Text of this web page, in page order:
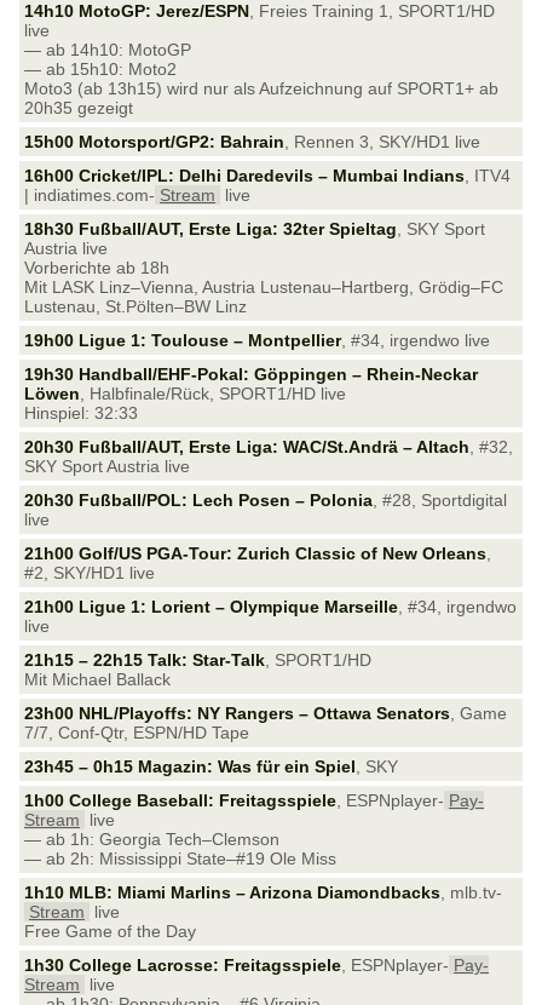
14h10 MotoGP: Jerez/ESPN , Freies Training 1, SPORT1/HD
live
— ab 14h10: MotoGP
— ab 15h10: Moto2
Moto3 (ab 13h15) wird nur als Aufzeichnung auf SPORT1+ ab
20h35 gezeigt
15h00 Motorsport/GP2: Bahrain , Rennen 3, SKY/HD1 live
16h00 Cricket/IPL: Delhi Daredevils – Mumbai Indians , ITV4
| indiatimes.com- Stream
live
18h30 Fußball/AUT, Erste Liga: 32ter Spieltag , SKY Sport
Austria live
Vorberichte ab 18h
Mit LASK Linz–Vienna, Austria Lustenau–Hartberg, Grödig–FC
Lustenau, St.Pölten–BW Linz
19h00 Ligue 1: Toulouse – Montpellier, #34, irgendwo live
19h30 Handball/EHF-Pokal: Göppingen – Rhein-Neckar
Löwen , Halbfinale/Rück, SPORT1/HD live
Hinspiel: 32:33
20h30 Fußball/AUT, Erste Liga: WAC/St.Andrä – Altach , #32,
SKY Sport Austria live
20h30 Fußball/POL: Lech Posen – Polonia , #28, Sportdigital
live
21h00 Golf/US PGA-Tour: Zurich Classic of New Orleans
#2, SKY/HD1 live
21h00 Ligue 1: Lorient – Olympique Marseille , #34, irgendwo
live
21h15 – 22h15 Talk: Star-Talk , SPORT1/HD
Mit Michael Ballack
23h00 NHL/Playoffs: NY Rangers – Ottawa Senators , Game
7/7, Conf-Qtr, ESPN/HD Tape
23h45 – 0h15 Magazin: Was für ein Spiel , SKY
1h00 College Baseball: Freitagsspiele , ESPNplayer- Pay-
Stream
live
— ab 1h: Georgia Tech–Clemson
— ab 2h: Mississippi State–#19 Ole Miss
1h10 MLB: Miami Marlins – Arizona Diamondbacks , mlb.tv-
Stream
live
Free Game of the Day
1h30 College Lacrosse: Freitagsspiele , ESPNplayer- Pay-
Stream
live